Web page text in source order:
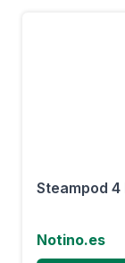
Steampod 4
Notino.es